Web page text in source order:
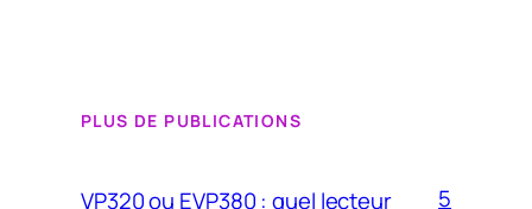
PLUS DE PUBLICATIONS
VP320 ou EVP380 : quel lecteur
5